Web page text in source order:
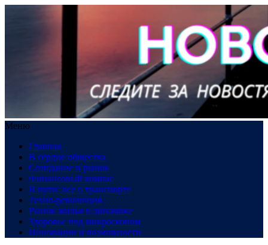
Меню
Главная
В сердце общества
Созидание и рынок
Финансовый компас
В пути: все о транспорте
Техно-революция
Рынок жилья в динамике
Здоровье под микроскопом
Инновации и возможности